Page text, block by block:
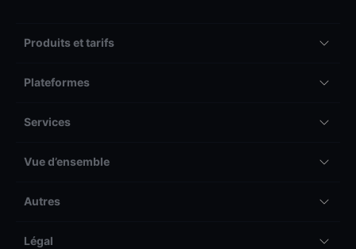
Produits et tarifs
Plateformes
Services
Vue d’ensemble
Autres
Légal